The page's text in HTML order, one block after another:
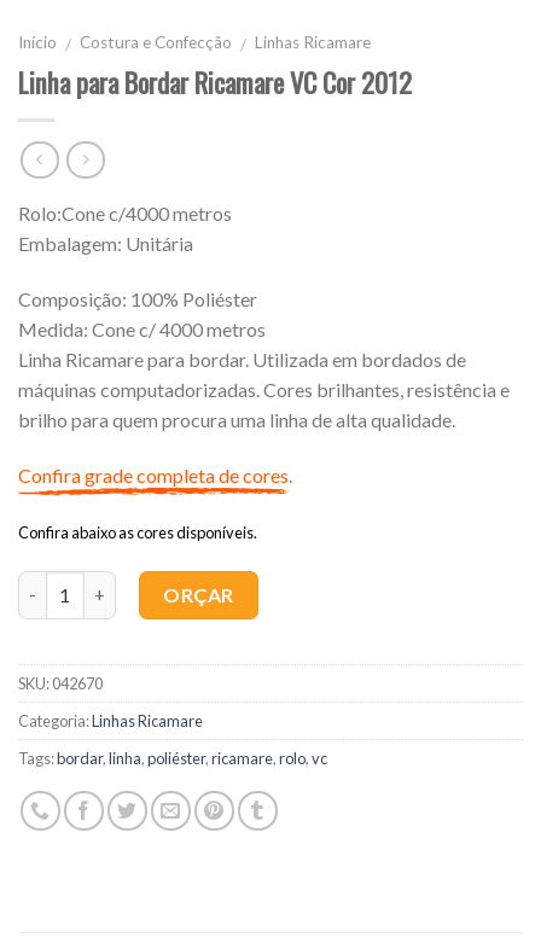
Início / Costura e Confecção / Linhas Ricamare
Linha para Bordar Ricamare VC Cor 2012
Rolo:Cone c/4000 metros
Embalagem: Unitária
Composição: 100% Poliéster
Medida: Cone c/ 4000 metros
Linha Ricamare para bordar. Utilizada em bordados de
máquinas computadorizadas. Cores brilhantes, resistência e
brilho para quem procura uma linha de alta qualidade.
Confira grade completa de cores.
Confira abaixo as cores disponíveis.
ORÇAR
SKU:042670
Categoria:Linhas Ricamare
Tags:bordar,linha,poliéster,ricamare,rolo,vc